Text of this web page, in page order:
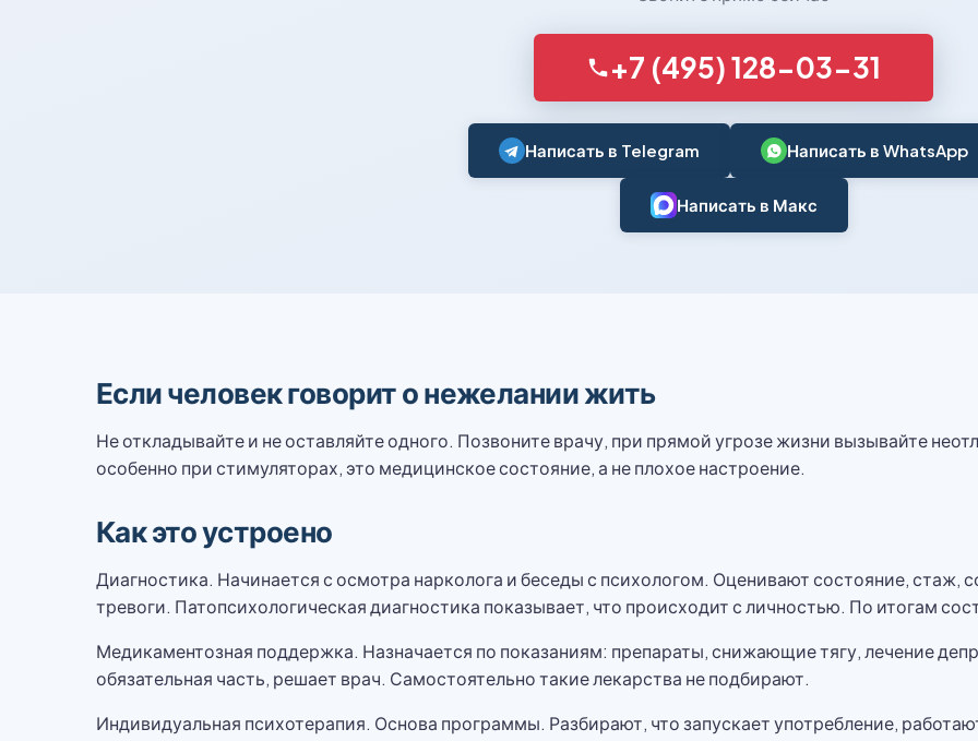
+7 (495) 128-03-31
Написать в Telegram Написать в WhatsApp
Написать в Макс
Если человек говорит о нежелании жить
Не откладывайте и не оставляйте одного. Позвоните врачу, при прямой угрозе жизни вызывайте
особенно при стимуляторах, это медицинское состояние, а не плохое настроение.
Как это устроено
Диагностика. Начинается с осмотра нарколога и беседы с психологом. Оценивают состояние, стаж,
тревоги. Патопсихологическая диагностика показывает, что происходит с личностью. По итогам
Медикаментозная поддержка. Назначается по показаниям: препараты, снижающие тягу, лечение
обязательная часть, решает врач. Самостоятельно такие лекарства не подбирают.
Индивидуальная психотерапия. Основа программы. Разбирают, что запускает употребление,